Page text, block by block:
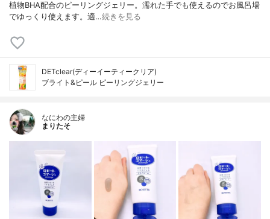
植物BHA配合のピーリングジェリー。濡れた手でも使えるのでお風呂場
でゆっくり使えます。適…続きを見る
DETclear(ディーイーティークリア)
ブライト&ピール ピーリングジェリー
なにわの主婦
まりたそ